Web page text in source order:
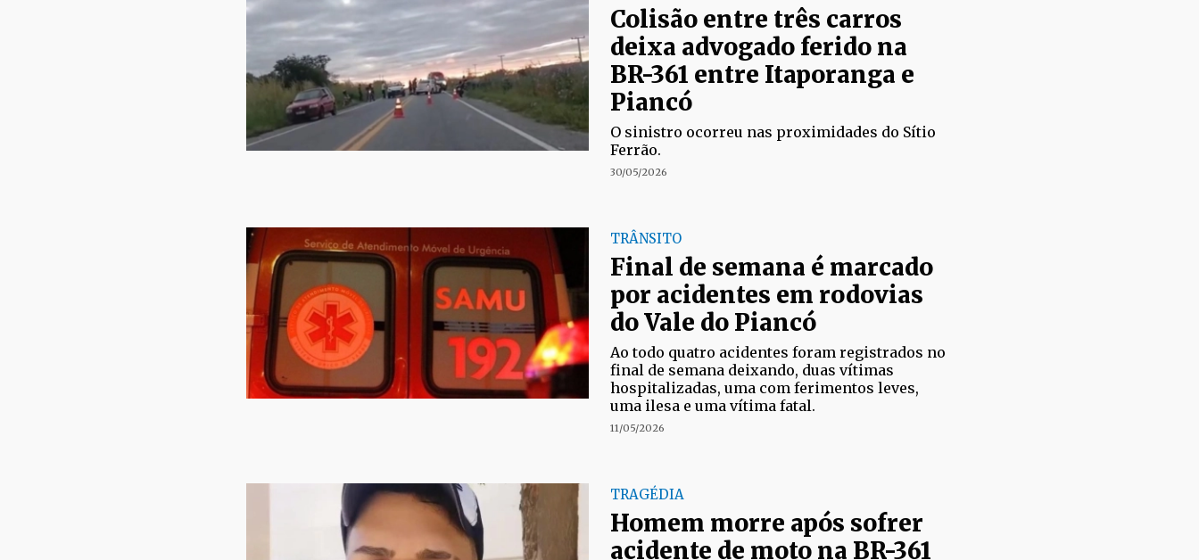
Colisão entre três carros
deixa advogado ferido na
BR-361 entre Itaporanga e
Piancó
O sinistro ocorreu nas proximidades do Sítio
Ferrão.
30/05/2026
TRÂNSITO
Final de semana é marcado
por acidentes em rodovias
do Vale do Piancó
Ao todo quatro acidentes foram registrados no
final de semana deixando, duas vítimas
hospitalizadas, uma com ferimentos leves,
uma ilesa e uma vítima fatal.
11/05/2026
TRAGÉDIA
Homem morre após sofrer
acidente de moto na BR-361